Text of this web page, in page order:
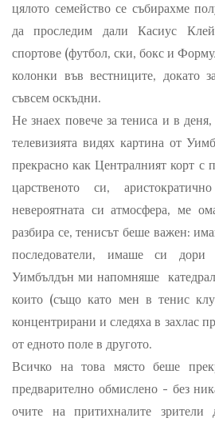
цялото семейство се събирахме
да проследим дали Касиус
спортове (футбол, ски, бокс и
колонки във вестниците, докато
съвсем оскъдни.
Не знаех повече за тениса и в
телевизията видях картина от
прекрасно как Централният корт с
царственото си,
невероятната си атмосфера, ме
разбира се, тенисът беше важен:
последователи, имаше си дори
Уимбълдън ми напомняше
които (също като мен в тенис
концентрирани и следяха в захлас
от едното поле в другото.
Всичко на това място беше
предварително обмислено - без
очите на притихналите зрители